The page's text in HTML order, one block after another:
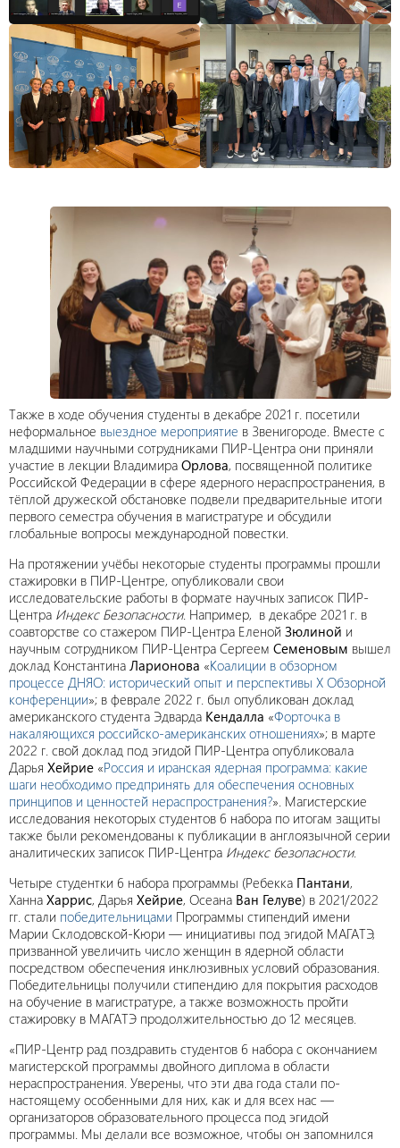
Также в ходе обучения студенты в декабре 2021 г. посетили
неформальное выездное мероприятие в Звенигороде. Вместе с
младшими научными сотрудниками ПИР-Центра они приняли
участие в лекции Владимира Орлова, посвященной политике
Российской Федерации в сфере ядерного нераспространения, в
тёплой дружеской обстановке подвели предварительные итоги
первого семестра обучения в магистратуре и обсудили
глобальные вопросы международной повестки.
На протяжении учёбы некоторые студенты программы прошли
стажировки в ПИР-Центре, опубликовали свои
исследовательские работы в формате научных записок ПИР-
Центра Индекс Безопасности. Например, в декабре 2021 г. в
соавторстве со стажером ПИР-Центра Еленой Зюлиной и
научным сотрудником ПИР-Центра Сергеем Семеновым вышел
доклад Константина Ларионова «Коалиции в обзорном
процессе ДНЯО: исторический опыт и перспективы X Обзорной
конференции»; в феврале 2022 г. был опубликован доклад
американского студента Эдварда Кендалла «Форточка в
накаляющихся российско-американских отношениях»; в марте
2022 г. свой доклад под эгидой ПИР-Центра опубликовала
Дарья Хейрие «Россия и иранская ядерная программа: какие
шаги необходимо предпринять для обеспечения основных
принципов и ценностей нераспространения?». Магистерские
исследования некоторых студентов 6 набора по итогам защиты
также были рекомендованы к публикации в англоязычной серии
аналитических записок ПИР-Центра Индекс безопасности.
Четыре студентки 6 набора программы (Ребекка Пантани,
Ханна Харрис, Дарья Хейрие, Осеана Ван Гелуве) в 2021/2022
гг. стали победительницами Программы стипендий имени
Марии Склодовской-Кюри — инициативы под эгидой МАГАТЭ,
призванной увеличить число женщин в ядерной области
посредством обеспечения инклюзивных условий образования.
Победительницы получили стипендию для покрытия расходов
на обучение в магистратуре, а также возможность пройти
стажировку в МАГАТЭ продолжительностью до 12 месяцев.
«ПИР-Центр рад поздравить студентов 6 набора с окончанием
магистерской программы двойного диплома в области
нераспространения. Уверены, что эти два года стали по-
настоящему особенными для них, как и для всех нас —
организаторов образовательного процесса под эгидой
программы. Мы делали все возможное, чтобы он запомнился